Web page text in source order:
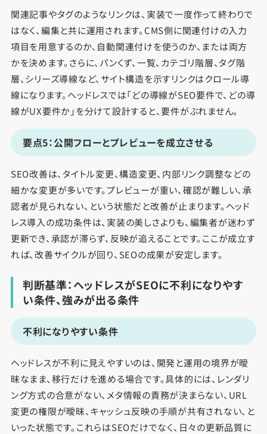
関連記事やタグのようなリンクは、実装で一度作って終わりで
はなく、編集と共に運用されます。CMS側に関連付けの入力
項目を用意するのか、自動関連付けを使うのか、または両方
かを決めます。さらに、パンくず、一覧、カテゴリ階層、タグ階
層、シリーズ導線など、サイト構造を示すリンクはクロール導
線になります。ヘッドレスでは「どの導線がSEO要件で、どの導
線がUX要件か」を分けて設計すると、要件がぶれません。
要点5：公開フローとプレビューを成立させる
SEO改善は、タイトル変更、構造変更、内部リンク調整などの
細かな変更が多いです。プレビューが重い、確認が難しい、承
認者が見られない、という状態だと改善が止まります。ヘッド
レス導入の成功条件は、実装の美しさよりも、編集者が迷わず
更新でき、承認が滞らず、反映が追えることです。ここが成立す
れば、改善サイクルが回り、SEOの成果が安定します。
判断基準：ヘッドレスがSEOに不利になりやす
い条件、強みが出る条件
不利になりやすい条件
ヘッドレスが不利に見えやすいのは、開発と運用の境界が曖
昧なまま、移行だけを進める場合です。具体的には、レンダリ
ング方式の合意がない、メタ情報の責務が決まらない、URL
変更の権限が曖昧、キャッシュ反映の手順が共有されない、と
いった状態です。これらはSEOだけでなく、日々の更新品質に